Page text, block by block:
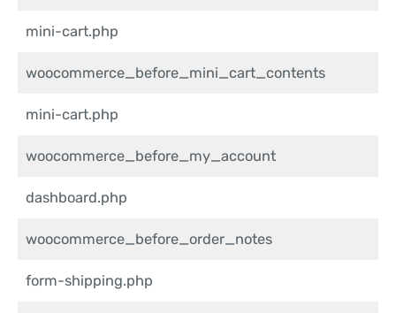
mini-cart.php
woocommerce_before_mini_cart_contents
mini-cart.php
woocommerce_before_my_account
dashboard.php
woocommerce_before_order_notes
form-shipping.php